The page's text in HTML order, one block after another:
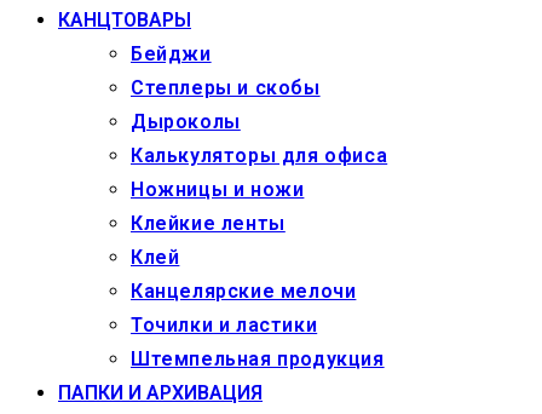
КАНЦТОВАРЫ
Бейджи
Степлеры и скобы
Дыроколы
Калькуляторы для офиса
Ножницы и ножи
Клейкие ленты
Клей
Канцелярские мелочи
Точилки и ластики
Штемпельная продукция
ПАПКИ И АРХИВАЦИЯ